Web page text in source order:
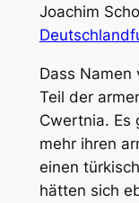
Joachim
Dass Namen
Teil der
Cwertnia. Es
mehr ihren
einen
hätten sich